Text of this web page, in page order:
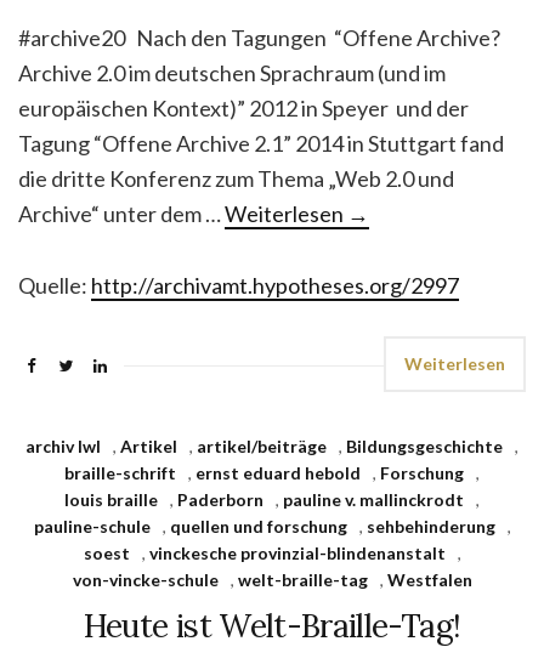
#archive20 Nach den Tagungen “Offene Archive?
Archive 2.0 im deutschen Sprachraum (und im
europäischen Kontext)” 2012 in Speyer und der
Tagung “Offene Archive 2.1” 2014 in Stuttgart fand
die dritte Konferenz zum Thema „Web 2.0 und
Archive“ unter dem …Weiterlesen →
Quelle: http://archivamt.hypotheses.org/2997
Weiterlesen
archiv lwl , Artikel , artikel/beiträge , Bildungsgeschichte ,
braille-schrift
, ernst eduard hebold , Forschung ,
louis braille , Paderborn , pauline v. mallinckrodt
,
pauline-schule
, quellen und forschung , sehbehinderung
,
soest
, vinckesche provinzial-blindenanstalt
,
von-vincke-schule
, welt-braille-tag , Westfalen
Heute ist Welt-Braille-Tag!